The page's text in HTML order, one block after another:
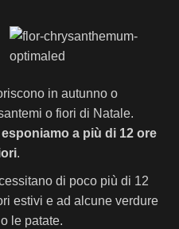
in autunno o
o fiori di Natale.
a più di 12 ore
.
di poco più di 12
estivi e ad alcune verdure
le patate.